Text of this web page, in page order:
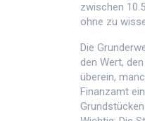
zwischen
ohne zu
Die
den Wert,
überein,
Finanzamt